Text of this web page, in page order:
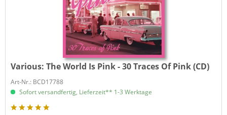
Various:The World Is Pink - 30 Traces Of Pink (CD)
Art-Nr.: BCD17788
Sofort versandfertig, Lieferzeit** 1-3 Werktage